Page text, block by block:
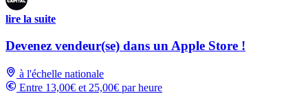
lire la suite
Devenez vendeur(se) dans un Apple Store !
à l'échelle nationale
Entre 13,00€ et 25,00€ par heure